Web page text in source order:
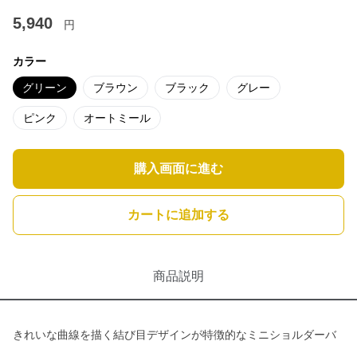
5,940 円
カラー
グリーン ブラウン ブラック グレー
ピンク オートミール
購入画面に進む
カートに追加する
商品説明
きれいな曲線を描く結び目デザインが特徴的なミニショルダーバ